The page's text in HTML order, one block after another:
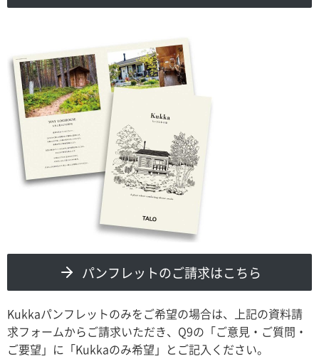
パンフレットのご請求はこちら
Kukkaパンフレットのみをご希望の場合は、上記の資料請
求フォームからご請求いただき、Q9の「ご意見・ご質問・
ご要望」に「Kukkaのみ希望」とご記入ください。